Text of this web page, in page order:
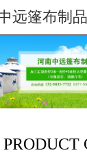
远篷布制